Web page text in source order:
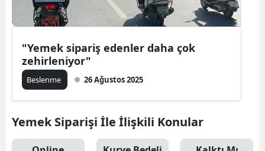
"Yemek sipariş edenler daha çok
zehirleniyor"
Beslenme 26 Ağustos 2025
Yemek Siparişi İle İlişkili Konular